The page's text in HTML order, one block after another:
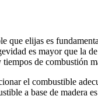
que elijas es
es mayor que la
de combustión
el combustible
a base de madera